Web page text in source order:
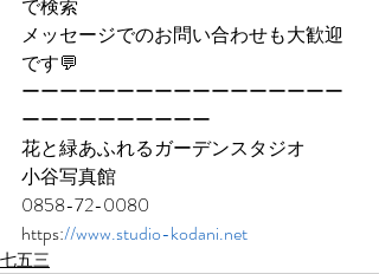
で検索
メッセージでのお問い合わせも大歓迎
です💬
ーーーーーーーーーーーーーーーーー
ーーーーーーーーーー
花と緑あふれるガーデンスタジオ
小谷写真館
0858-72-0080
https://www.studio-kodani.net
七五三